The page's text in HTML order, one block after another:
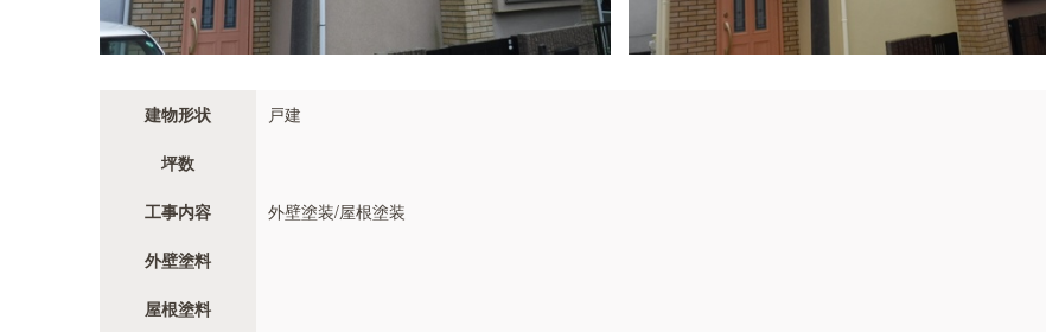
建物形状 戸建
坪数
工事内容 外壁塗装/屋根塗装
外壁塗料
屋根塗料